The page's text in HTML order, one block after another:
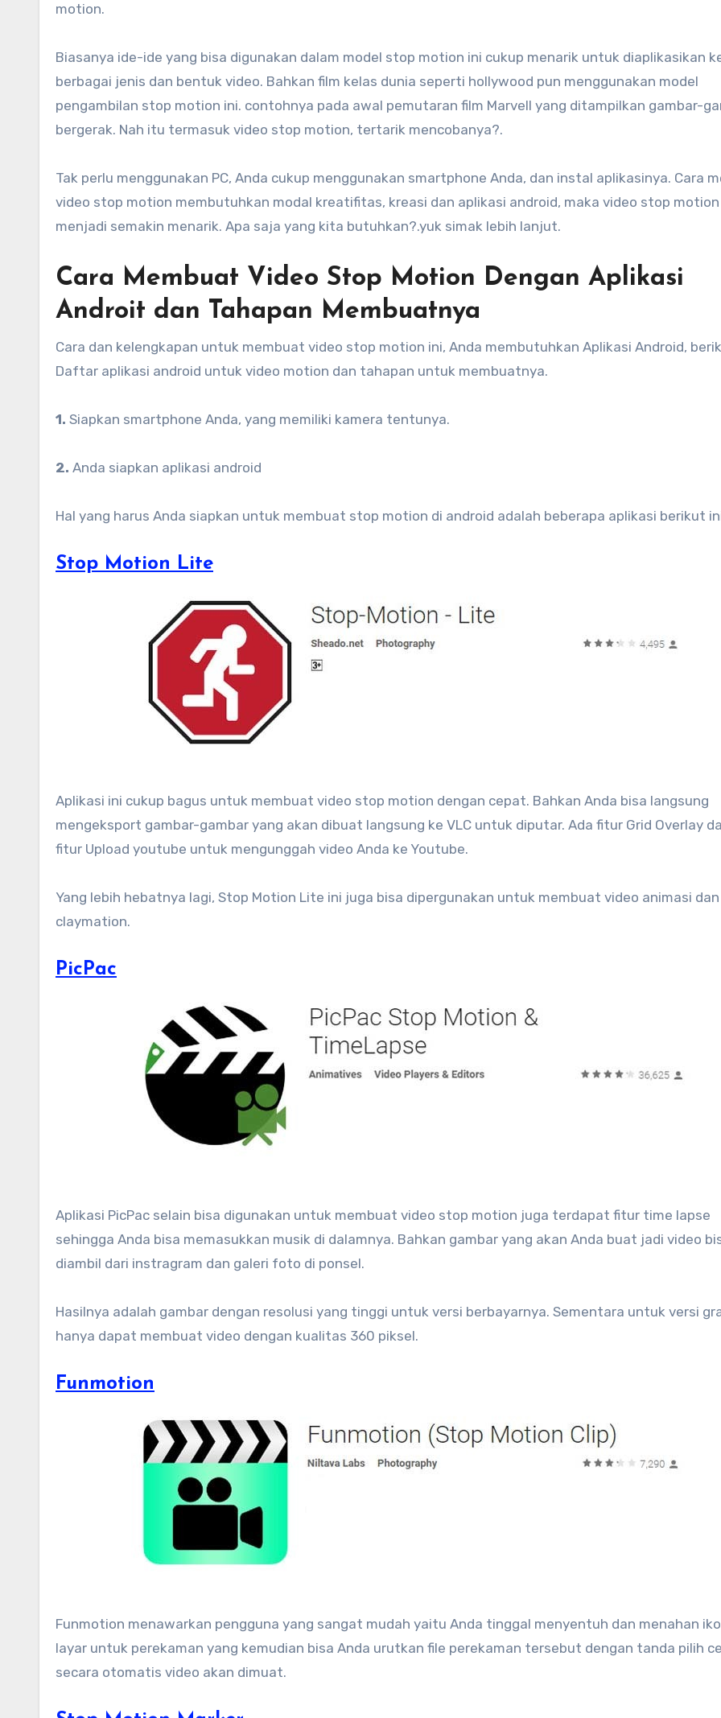
motion.
Biasanya ide-ide yang bisa digunakan dalam model stop motion ini cukup menarik untuk diaplikasikan
berbagai jenis dan bentuk video. Bahkan film kelas dunia seperti hollywood pun menggunakan model
pengambilan stop motion ini. contohnya pada awal pemutaran film Marvell yang ditampilkan gambar-
bergerak. Nah itu termasuk video stop motion, tertarik mencobanya?.
Tak perlu menggunakan PC, Anda cukup menggunakan smartphone Anda, dan instal aplikasinya. Cara
video stop motion membutuhkan modal kreatifitas, kreasi dan aplikasi android, maka video stop motion
menjadi semakin menarik. Apa saja yang kita butuhkan?.yuk simak lebih lanjut.
Cara Membuat Video Stop Motion Dengan Aplikasi
Androit dan Tahapan Membuatnya
Cara dan kelengkapan untuk membuat video stop motion ini, Anda membutuhkan Aplikasi Android,
Daftar aplikasi android untuk video motion dan tahapan untuk membuatnya.
1. Siapkan smartphone Anda, yang memiliki kamera tentunya.
2. Anda siapkan aplikasi android
Hal yang harus Anda siapkan untuk membuat stop motion di android adalah beberapa aplikasi berikut
Stop Motion Lite
Aplikasi ini cukup bagus untuk membuat video stop motion dengan cepat. Bahkan Anda bisa langsung
mengeksport gambar-gambar yang akan dibuat langsung ke VLC untuk diputar. Ada fitur Grid Overlay
fitur Upload youtube untuk mengunggah video Anda ke Youtube.
Yang lebih hebatnya lagi, Stop Motion Lite ini juga bisa dipergunakan untuk membuat video animasi
claymation.
PicPac
Aplikasi PicPac selain bisa digunakan untuk membuat video stop motion juga terdapat fitur time lapse
sehingga Anda bisa memasukkan musik di dalamnya. Bahkan gambar yang akan Anda buat jadi video
diambil dari instragram dan galeri foto di ponsel.
Hasilnya adalah gambar dengan resolusi yang tinggi untuk versi berbayarnya. Sementara untuk versi
hanya dapat membuat video dengan kualitas 360 piksel.
Funmotion
Funmotion menawarkan pengguna yang sangat mudah yaitu Anda tinggal menyentuh dan menahan
layar untuk perekaman yang kemudian bisa Anda urutkan file perekaman tersebut dengan tanda pilih
secara otomatis video akan dimuat.